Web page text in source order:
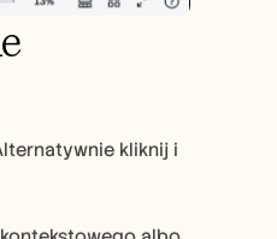
kliknij i